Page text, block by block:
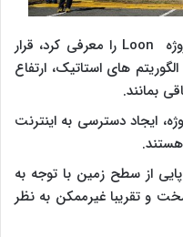
زمانیکه شرکت گوگل برای اولین بار پروژه Loon را معرفی کرد، قرار
های استاتیک، ارتفاع
بمانند.
ایجاد دسترسی به اینترنت
پایی از سطح زمین با توجه به
و تقریبا غیرممکن به نظر